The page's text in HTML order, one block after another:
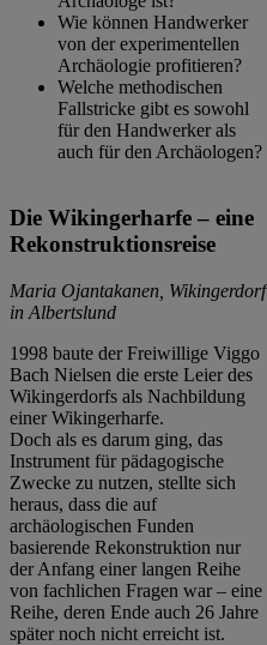
Wie können Handwerker
von der experimentellen
Archäologie profitieren?
Welche methodischen
Fallstricke gibt es sowohl
für den Handwerker als
auch für den Archäologen?
Die Wikingerharfe – eine
Rekonstruktionsreise
Maria Ojantakanen, Wikingerdorf
in Albertslund
1998 baute der Freiwillige Viggo
Bach Nielsen die erste Leier des
Wikingerdorfs als Nachbildung
einer Wikingerharfe.
Doch als es darum ging, das
Instrument für pädagogische
Zwecke zu nutzen, stellte sich
heraus, dass die auf
archäologischen Funden
basierende Rekonstruktion nur
der Anfang einer langen Reihe
von fachlichen Fragen war – eine
Reihe, deren Ende auch 26 Jahre
später noch nicht erreicht ist.